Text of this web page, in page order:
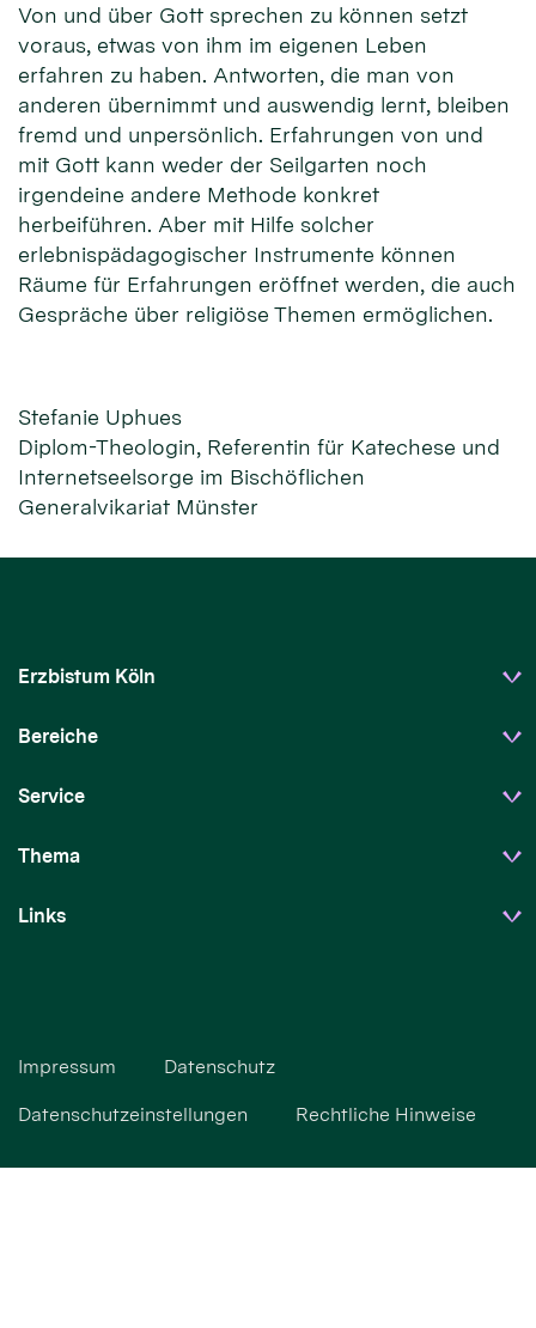
Von und über Gott sprechen zu können setzt
voraus, etwas von ihm im eigenen Leben
erfahren zu haben. Antworten, die man von
anderen übernimmt und auswendig lernt, bleiben
fremd und unpersönlich. Erfahrungen von und
mit Gott kann weder der Seilgarten noch
irgendeine andere Methode konkret
herbeiführen. Aber mit Hilfe solcher
erlebnispädagogischer Instrumente können
Räume für Erfahrungen eröffnet werden, die auch
Gespräche über religiöse Themen ermöglichen.
Stefanie Uphues
Diplom-Theologin, Referentin für Katechese und
Internetseelsorge im Bischöflichen
Generalvikariat Münster
Erzbistum Köln
Bereiche
Service
Thema
Links
Impressum Datenschutz
Datenschutzeinstellungen Rechtliche Hinweise